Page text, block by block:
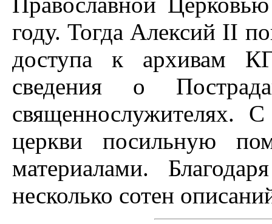
году. Тогда Алексий II
доступа к архивам
сведения о
священнослужителях.
церкви посильную
материалами.
несколько сотен